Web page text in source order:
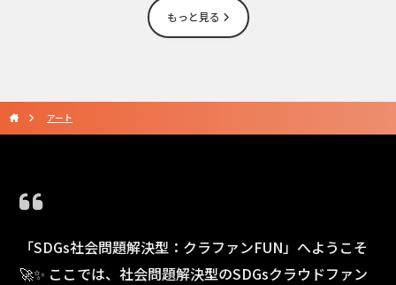
もっと見る
アート
「SDGs社会問題解決型：クラファンFUN」へようこそ
🚀✨ ここでは、社会問題解決型のSDGsクラウドファン